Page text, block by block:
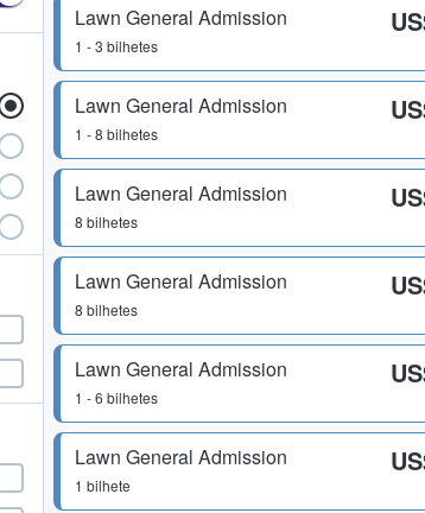
Lawn General Admission
1 - 3 bilhetes
Lawn General Admission
1 - 8 bilhetes
Lawn General Admission
8 bilhetes
Lawn General Admission
8 bilhetes
Lawn General Admission
1 - 6 bilhetes
Lawn General Admission
1 bilhete